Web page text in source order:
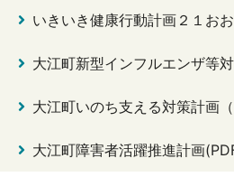
いきいき健康行動計画２１おお
大江町新型インフルエンザ等
大江町いのち支える対策計画（
大江町障害者活躍推進計画